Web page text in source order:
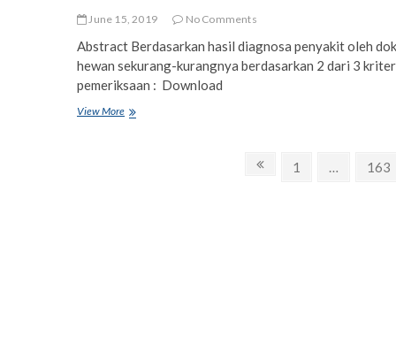
June 15, 2019 No Comments
Abstract Berdasarkan hasil diagnosa penyakit oleh
hewan sekurang-kurangnya berdasarkan 2 dari 3
pemeriksaan : Download
View MoreKEBIJAKAN
Previous
Page
1 … Page
163